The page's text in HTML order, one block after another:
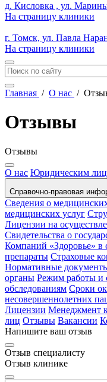
д. Кисловка , ул.
На страницу клиники
г. Томск, ул. Павла
На страницу клиники
Главная / О нас /
Отзывы
Отзывы
О нас Юридическим
Справочно-правовая
Сведения о
медицинских услуг
Лицензии на
Свидетельства о
Компаний «Здоровье»
препараты Страховые
Нормативные
органы Режим работы и
обследованиям Сроки
несовершеннолетних
Лицензии Менеджмент
лиц Отзывы Вакансии
Напишите ваш отзыв
Отзыв специалисту
Отзыв клинике